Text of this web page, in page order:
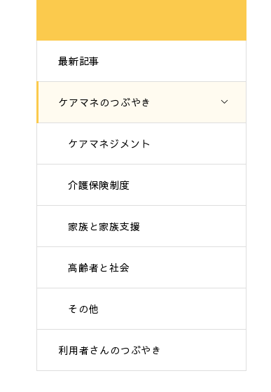
最新記事
ケアマネのつぶやき
ケアマネジメント
介護保険制度
家族と家族支援
高齢者と社会
その他
利用者さんのつぶやき